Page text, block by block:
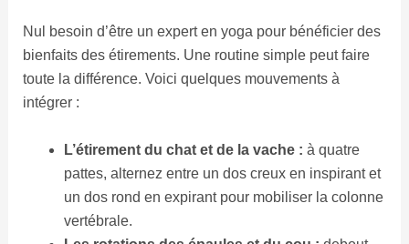
Nul besoin d’être un expert en yoga pour bénéficier des
bienfaits des étirements. Une routine simple peut faire
toute la différence. Voici quelques mouvements à
intégrer :
L’étirement du chat et de la vache : à quatre
pattes, alternez entre un dos creux en inspirant et
un dos rond en expirant pour mobiliser la colonne
vertébrale.